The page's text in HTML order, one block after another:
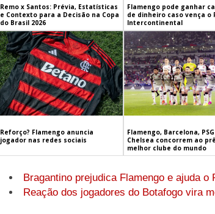
Remo x Santos: Prévia, Estatísticas
e Contexto para a Decisão na Copa
do Brasil 2026
Flamengo pode ganhar
de dinheiro caso vença o
Intercontinental
Reforço? Flamengo anuncia
jogador nas redes sociais
Flamengo, Barcelona,
Chelsea concorrem ao
melhor clube do mundo
Bragantino prejudica Flamengo e ajuda o
Reação dos jogadores do Botafogo vira